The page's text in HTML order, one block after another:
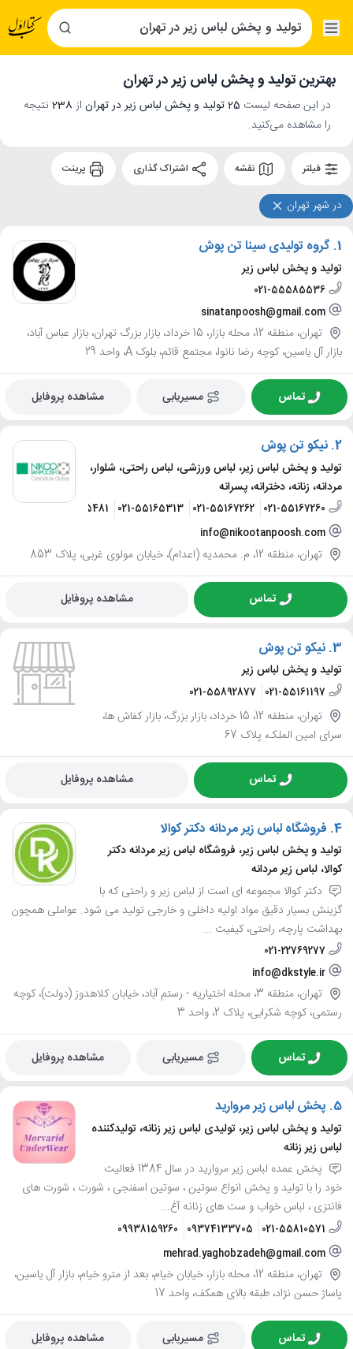
بهترین تولید و پخش لباس زیر در تهران
در این صفحه لیست 25 تولید و پخش لباس زیر در تهران از 238 نتیجه
را مشاهده می‌کنید.
فیلتر نقشه
در شهر تهران
1. گروه تولیدی سینا تن پوش
تولید و پخش لباس زیر
021-55585536
sinatanpoosh@gmail.com
تهران، منطقه 12، محله بازار، 15 خرداد، بازار بزرگ تهران، بازار عباس آباد،
بازار آل یاسین، کوچه رضا نانوا، مجتمع قائم، بلوک A، واحد 29
تماس مسیریابی مشاهده پروفایل
2. نیکو تن پوش
تولید و پخش لباس زیر، لباس ورزشی، لباس راحتی، شلوار،
مردانه، زنانه، دخترانه، پسرانه
021-55167260
021-55167262
021-55165313
09195555481
info@nikootanpoosh.com
تهران، منطقه 12، م. محمدیه (اعدام)، خیابان مولوی غربی، پلاک 853
تماس مشاهده پروفایل
3. نیکو تن پوش
تولید و پخش لباس زیر
021-55161197
021-55892877
تهران، منطقه 12، 15 خرداد، بازار بزرگ، بازار کفاش ها،
سرای امین الملک، پلاک 67
تماس مشاهده پروفایل
4. فروشگاه لباس زیر مردانه دکتر کوالا
تولید و پخش لباس زیر، فروشگاه لباس زیر مردانه دکتر
کوالا، لباس زیر مردانه
دکتر کوالا مجموعه ای است از لباس زیر و راحتی که با
گزینش بسیار دقیق مواد اولیه داخلی و خارجی تولید می شود. عواملی همچون
بهداشت پارچه، راحتی، کیفیت ...
021-22769277
info@dkstyle.ir
تهران، منطقه 3، محله اختیاریه - رستم آباد، خیابان کلاهدوز (دولت)، کوچه
رستمی، کوچه شکرابی، پلاک 2، واحد 3
تماس مسیریابی مشاهده پروفایل
5. پخش لباس زیر مروارید
تولید و پخش لباس زیر، تولیدی لباس زیر زنانه، تولیدکننده
لباس زیر زنانه
پخش عمده لباس زیر مروارید در سال 1384 فعالیت
خود را با تولید و پخش انواع سوتین ، سوتین اسفنجی ، شورت ، شورت های
فانتزی ، لباس خواب و ست های زنانه آغ...
021-55810571
09374133705
09938159260
mehrad.yaghobzadeh@gmail.com
تهران، منطقه 12، محله بازار، خیابان خیام، بعد از مترو خیام، بازار آل یاسین،
پاساژ حسن نژاد، طبقه بالای همکف، واحد 17
تماس مسیریابی مشاهده پروفایل